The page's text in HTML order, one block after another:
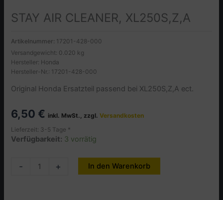
STAY AIR CLEANER, XL250S,Z,A
Artikelnummer: 17201-428-000
Versandgewicht: 0.020 kg
Hersteller: Honda
Hersteller-Nr.: 17201-428-000
Original Honda Ersatzteil passend bei XL250S,Z,A ect.
6,50 € inkl. MwSt., zzgl.Versandkosten
Lieferzeit: 3-5 Tage *
Verfügbarkeit: 3 vorrätig
- + In den Warenkorb